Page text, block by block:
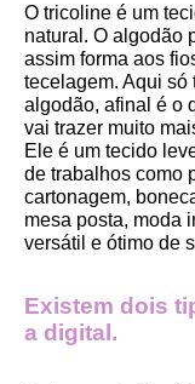
O tricoline é um
natural. O algodão
assim forma aos
tecelagem. Aqui só
algodão, afinal é o
vai trazer muito
Ele é um tecido
de trabalhos como
cartonagem,
mesa posta, moda
versátil e ótimo de
Existem dois
a digital.